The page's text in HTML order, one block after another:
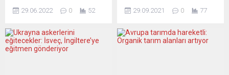
protestocu çiftçiler, Doğa ve
der Wal’ın evinin önündeki
polis barikatını aşmaya
29.06.2022 0 52
verilerine göre, ülkede dün
yapılan 338 bin 425 testte 2
bin 985 kişiye Covid-19
29.09.2021 0 77